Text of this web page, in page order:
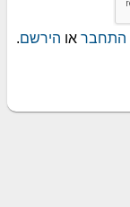
התחבר או הירשם.